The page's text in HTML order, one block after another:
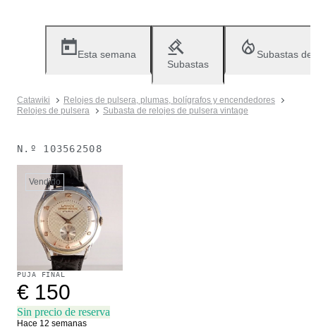
Esta semana
Subastas
Subastas
Catawiki
Relojes de pulsera, plumas, bolígrafos y encendedores
Relojes de pulsera
Subasta de relojes de pulsera vintage
N.º 103562508
Vendido
PUJA FINAL
€ 150
Sin precio de reserva
Hace 12 semanas